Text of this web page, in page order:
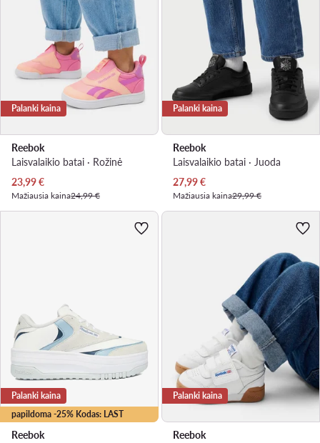
Palanki kaina
Reebok
Laisvalaikio batai · Rožinė
Dabartinė kaina
23,99€
Mažiausia kaina24,99 €
Palanki kaina
Reebok
Laisvalaikio batai · Juoda
Dabartinė kaina
27,99€
Mažiausia kaina29,99 €
papildoma -25% Kodas: LAST
Palanki kaina
Reebok
Palanki kaina
Reebok